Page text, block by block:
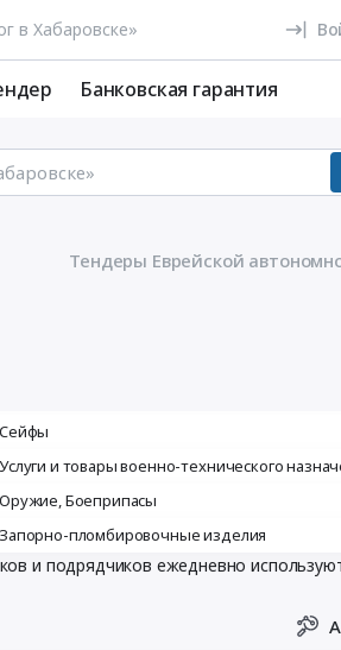
Банковская гарантия
Тендеры Еврейской
Сейфы
Услуги и товары военно-технического
Оружие, Боеприпасы
Запорно-пломбировочные изделия
и подрядчиков ежедневно